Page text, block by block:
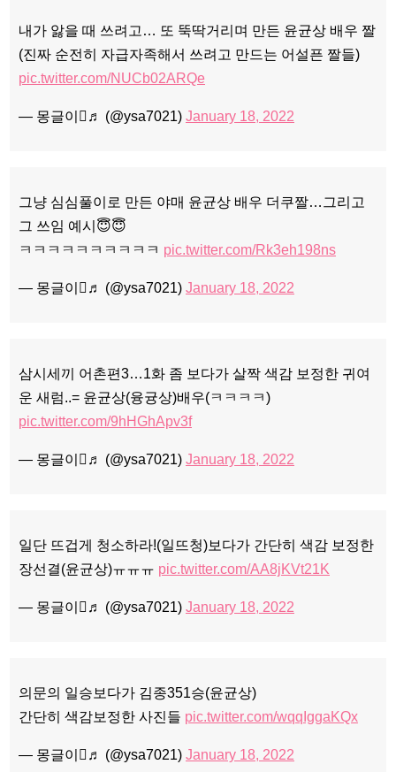
내가 앓을 때 쓰려고… 또 뚝딱거리며 만든 윤균상 배우 짤
(진짜 순전히 자급자족해서 쓰려고 만드는 어설픈 짤들)
pic.twitter.com/NUCb02ARQe
— 몽글이♬ (@ysa7021) January 18, 2022
그냥 심심풀이로 만든 야매 윤균상 배우 더쿠짤…그리고
그 쓰임 예시😇😇
ㅋㅋㅋㅋㅋㅋㅋㅋㅋㅋ pic.twitter.com/Rk3eh198ns
— 몽글이♬ (@ysa7021) January 18, 2022
삼시세끼 어촌편3…1화 좀 보다가 살짝 색감 보정한 귀여
운 새럼..= 윤균상(융귱상)배우(ㅋㅋㅋㅋ)
pic.twitter.com/9hHGhApv3f
— 몽글이♬ (@ysa7021) January 18, 2022
일단 뜨겁게 청소하라!(일뜨청)보다가 간단히 색감 보정한
장선결(윤균상)ㅠㅠㅠ pic.twitter.com/AA8jKVt21K
— 몽글이♬ (@ysa7021) January 18, 2022
의문의 일승보다가 김종351승(윤균상)
간단히 색감보정한 사진들 pic.twitter.com/wqqIggaKQx
— 몽글이♬ (@ysa7021) January 18, 2022